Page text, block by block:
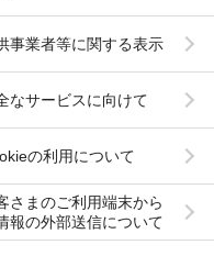
事業者等に関する表示
なサービスに向けて
の利用について
さまのご利用端末から
報の外部送信について